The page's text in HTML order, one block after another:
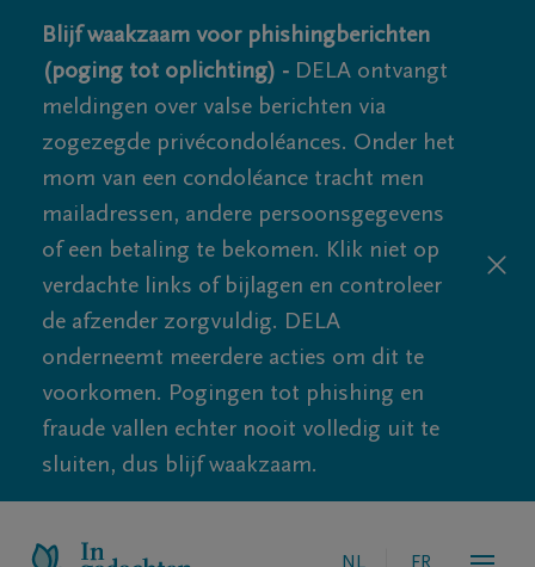
Blijf waakzaam voor phishingberichten
(poging tot oplichting) - DELA ontvangt
meldingen over valse berichten via
zogezegde privécondoléances. Onder het
mom van een condoléance tracht men
mailadressen, andere persoonsgegevens
of een betaling te bekomen. Klik niet op
verdachte links of bijlagen en controleer
de afzender zorgvuldig. DELA
onderneemt meerdere acties om dit te
voorkomen. Pogingen tot phishing en
fraude vallen echter nooit volledig uit te
sluiten, dus blijf waakzaam.